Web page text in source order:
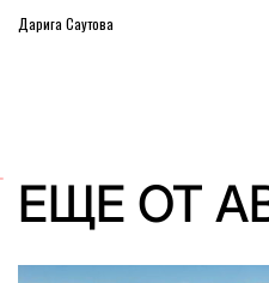
Дарига Саутова
ЕЩЕ ОТ